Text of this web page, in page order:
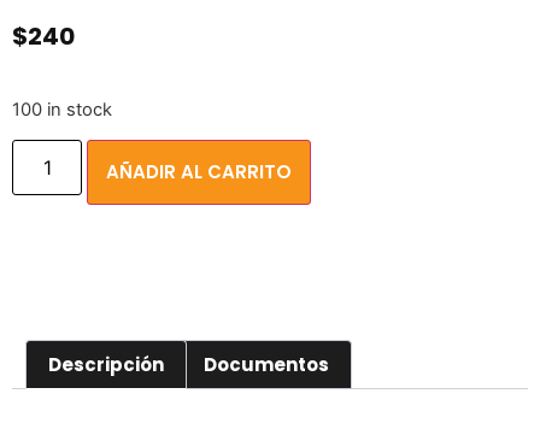
$240
100 in stock
AÑADIR AL CARRITO
Descripción Documentos